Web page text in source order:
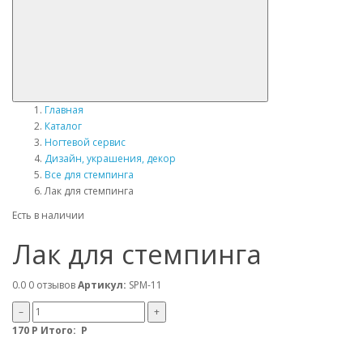
Главная
Каталог
Ногтевой сервис
Дизайн, украшения, декор
Все для стемпинга
Лак для стемпинга
Есть в наличии
Лак для стемпинга
0.0 0 отзывовАртикул: SPM-11
–
+
170 Р Итого: Р